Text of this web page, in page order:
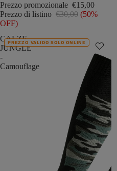
Prezzo promozionale €15,00
Prezzo di listino €30,00 (50%
OFF)
CALZE
JUNGLE
-
Camouflage
PREZZO VALIDO SOLO ONLINE